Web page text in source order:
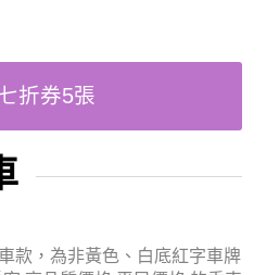
折券5張
款，為非黃色、白底紅字車牌